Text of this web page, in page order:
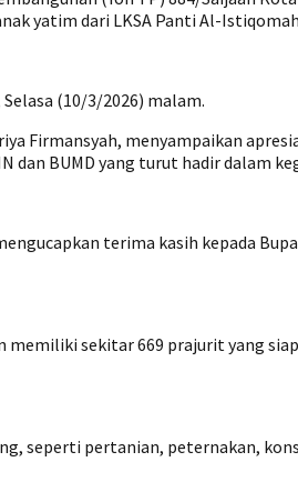
yatim dari LKSA Panti Al-
(10/3/2026) malam.
Firmansyah, menyampaikan
dan BUMD yang turut hadir dalam
terima kasih kepada
memiliki sekitar 669 prajurit yang
seperti pertanian, peternakan,